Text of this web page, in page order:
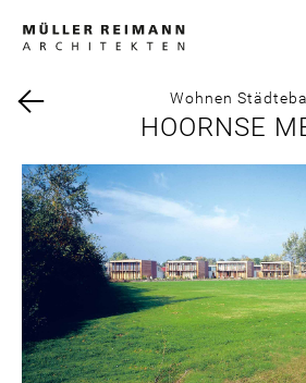
zum
Wohnen
HOORNSE